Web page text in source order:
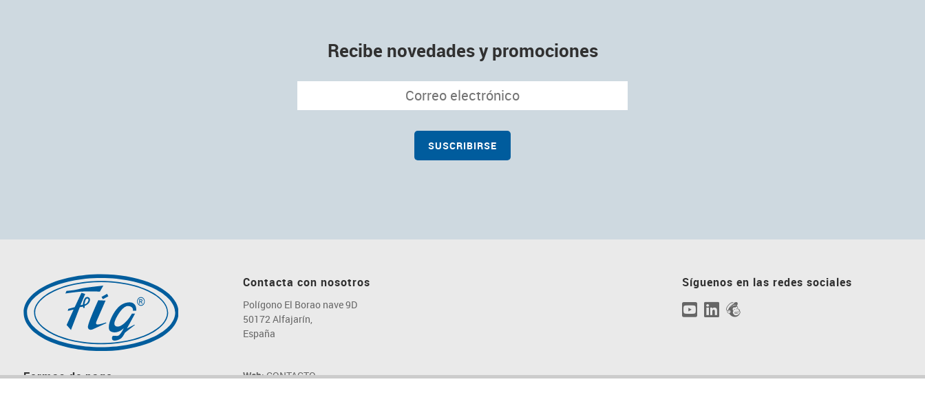
Recibe novedades y promociones
Formas de pago
Contacta con nosotros
Polígono El Borao nave 9D
50172 Alfajarín,
España
Web: CONTACTO
Síguenos en las redes sociales